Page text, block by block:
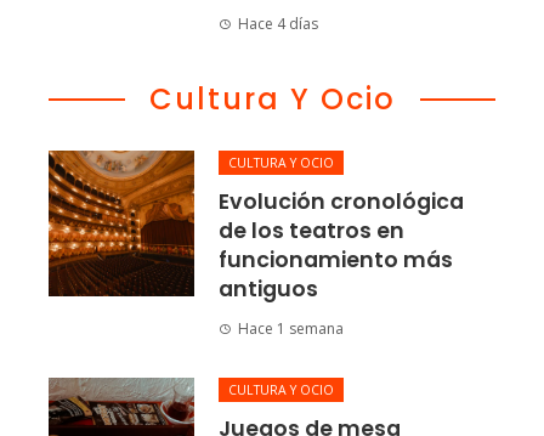
Hace 4 días
Cultura Y Ocio
CULTURA Y OCIO
Evolución cronológica
de los teatros en
funcionamiento más
antiguos
Hace 1 semana
CULTURA Y OCIO
Juegos de mesa